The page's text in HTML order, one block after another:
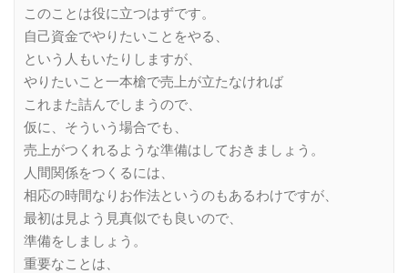
このことは役に立つはずです。
自己資金でやりたいことをやる、
という人もいたりしますが、
やりたいこと一本槍で売上が立たなければ
これまた詰んでしまうので、
仮に、そういう場合でも、
売上がつくれるような準備はしておきましょう。
人間関係をつくるには、
相応の時間なりお作法というのもあるわけですが、
最初は見よう見真似でも良いので、
準備をしましょう。
重要なことは、